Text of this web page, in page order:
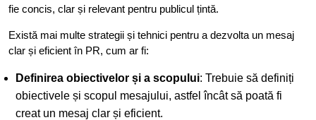
fie concis, clar și relevant pentru publicul țintă.
Există mai multe strategii și tehnici pentru a dezvolta un mesaj
clar și eficient în PR, cum ar fi:
Definirea obiectivelor și a scopului: Trebuie să definiți
obiectivele și scopul mesajului, astfel încât să poată fi
creat un mesaj clar și eficient.